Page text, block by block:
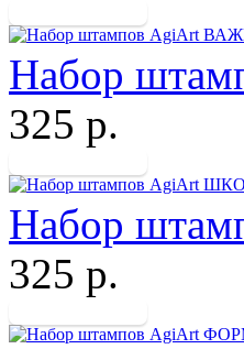
Набор
325 р.
Набор
325 р.